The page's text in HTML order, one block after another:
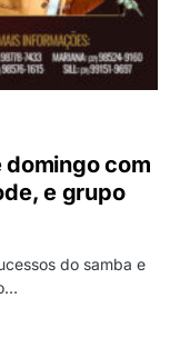
domingo com
e grupo
do samba e